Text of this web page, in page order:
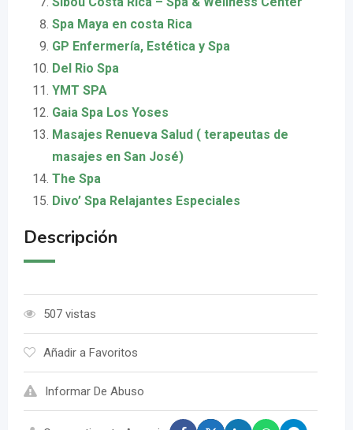
Spa Maya en costa Rica
GP Enfermería, Estética y Spa
Del Rio Spa
YMT SPA
Gaia Spa Los Yoses
Masajes Renueva Salud ( terapeutas de
masajes en San José)
The Spa
Divo’ Spa Relajantes Especiales
Descripción
507 vistas
Añadir a Favoritos
Informar De Abuso